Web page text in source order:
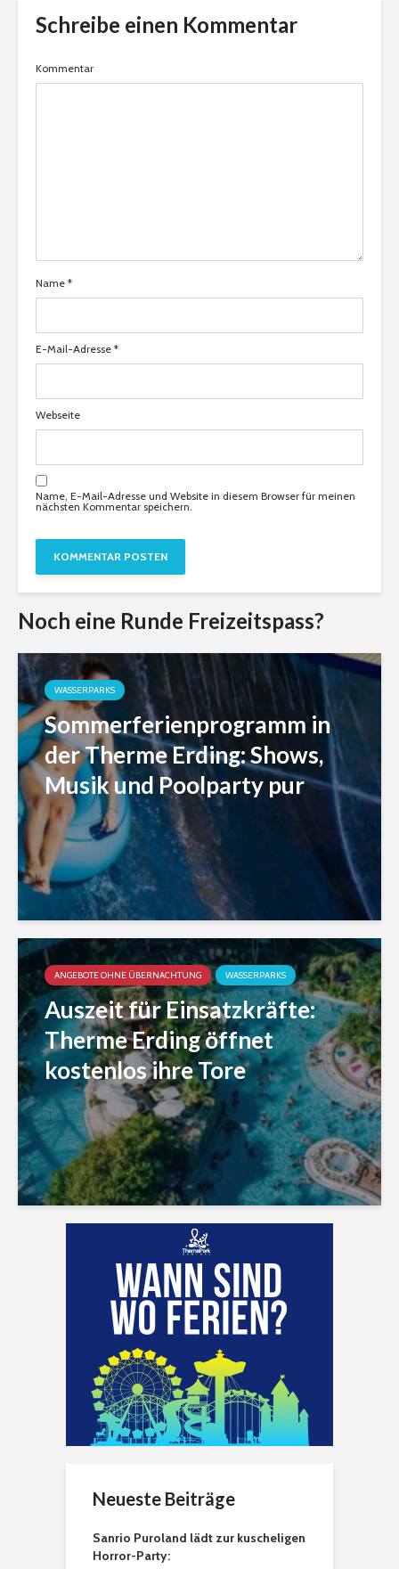
Schreibe einen Kommentar
Kommentar
Name *
E-Mail-Adresse *
Webseite
Name, E-Mail-Adresse und Website in diesem Browser für meinen
nächsten Kommentar speichern.
Noch eine Runde Freizeitspass?
WASSERPARKS
Sommerferienprogramm in
der Therme Erding: Shows,
Musik und Poolparty pur
ANGEBOTE OHNE ÜBERNACHTUNG WASSERPARKS
Auszeit für Einsatzkräfte:
Therme Erding öffnet
kostenlos ihre Tore
Neueste Beiträge
Sanrio Puroland lädt zur kuscheligen
Horror-Party: